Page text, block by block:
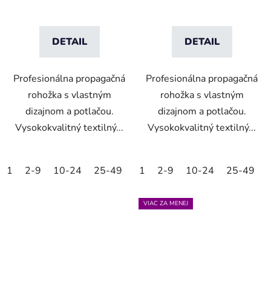
DETAIL
Profesionálna propagačná
rohožka s vlastným
dizajnom a potlačou.
Vysokokvalitný textilný...
1 2-9 10-24 25-49 50-99 100-249 250-499
DETAIL
Profesionálna propagačná
rohožka s vlastným
dizajnom a potlačou.
Vysokokvalitný textilný...
1 2-9 10-24 25-49
VIAC ZA MENEJ